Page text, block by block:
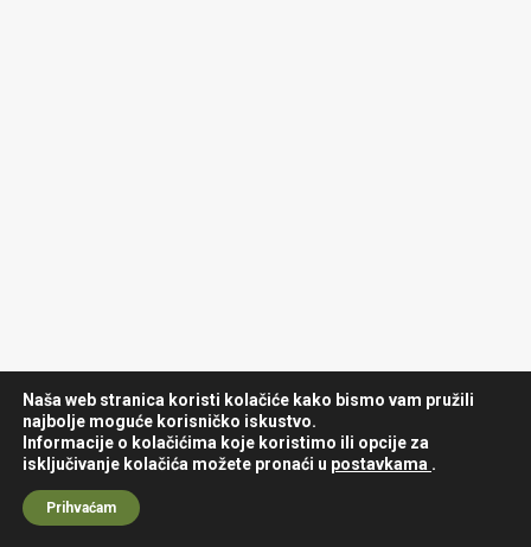
Naša web stranica koristi kolačiće kako bismo vam pružili
najbolje moguće korisničko iskustvo.
Informacije o kolačićima koje koristimo ili opcije za
isključivanje kolačića možete pronaći u postavkama .
Prihvaćam